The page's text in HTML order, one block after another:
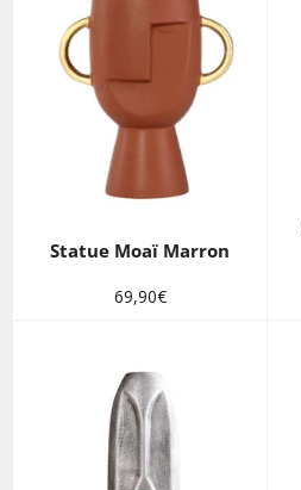
Statue Moaï Marron
Prix
69,90€